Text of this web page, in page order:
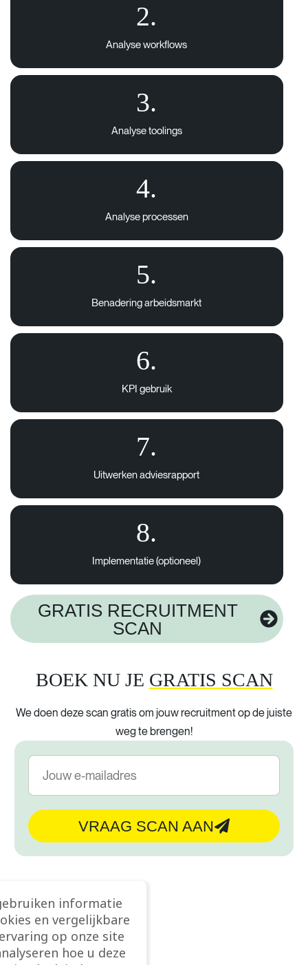
2.
Analyse workflows
3.
Analyse toolings
4.
Analyse processen
5.
Benadering arbeidsmarkt
6.
KPI gebruik
7.
Uitwerken adviesrapport
8.
Implementatie (optioneel)
GRATIS RECRUITMENT
SCAN
BOEK NU JE GRATIS SCAN
We doen deze scan gratis om jouw recruitment op de juiste
weg te brengen!
VRAAG SCAN AAN
informatie
en vergelijkbare
op onze site
hoe u deze